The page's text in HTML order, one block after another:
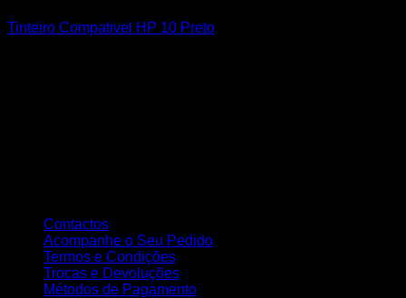
Tinteiro Compativel HP 10 Preto
Contactos
Acompanhe o Seu Pedido
Termos e Condições
Trocas e Devoluções
Métodos de Pagamento